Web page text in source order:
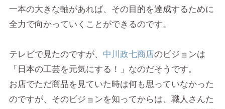
一本の大きな軸があれば、その目的を達成するために
全力で向かっていくことができるのです。
テレビで見たのですが、 中川政七商店のビジョンは
「日本の工芸を元気にする！」なのだそうです。
お店でただ商品を見ていた時は何も思っていなかった
のですが、そのビジョンを知ってからは、職人さんた